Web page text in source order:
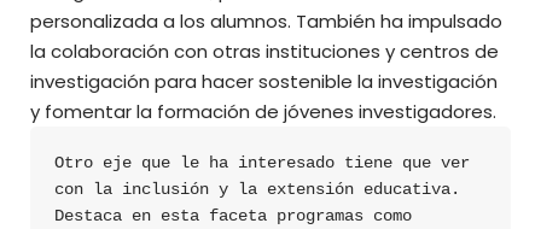
personalizada a los alumnos. También ha impulsado
la colaboración con otras instituciones y centros de
investigación para hacer sostenible la investigación
y fomentar la formación de jóvenes investigadores.
Otro eje que le ha interesado tiene que ver
con la inclusión y la extensión educativa.